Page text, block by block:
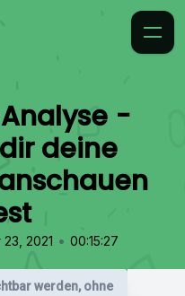
-
deine
2021 • 00:15:27